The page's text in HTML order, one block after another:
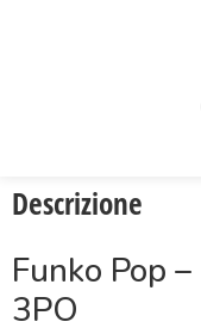
Descrizione
Funko Pop
3PO